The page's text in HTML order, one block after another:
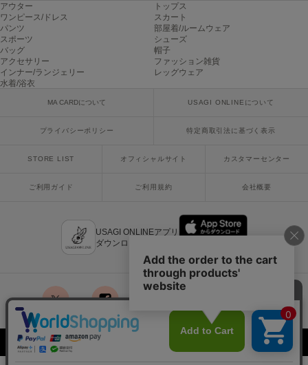
Philly chocolate
フィリーチョコレート
poláura
ポローラ
SESAME STREET MARKET
セサミストリートマーケット
SHAKA
アウター
トップス
ワンピース/ドレス
スカート
パンツ
部屋着/ルームウェア
スポーツ
シューズ
バッグ
帽子
アクセサリー
ファッション雑貨
インナー/ランジェリー
レッグウェア
水着/浴衣
MA CARDについて USAGI ONLINEについて
プライバシーポリシー 特定商取引法に基づく表示
STORE LIST オフィシャルサイト カスタマーセンター
ご利用ガイド ご利用規約 会社概要
USAGI ONLINEアプリ
ダウンロードはこちら
x facebook LINE mail
Copyright © 2018 Usagi Online Co.,Ltd. All Rights Reserved.